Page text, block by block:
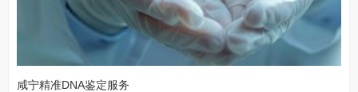
咸宁精准DNA鉴定服务